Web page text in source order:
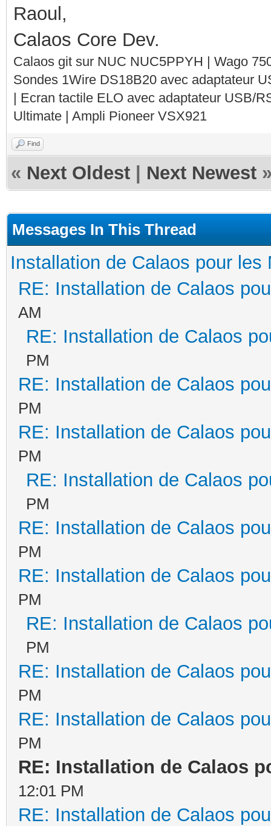
Raoul,
Calaos Core Dev.
Calaos git sur NUC NUC5PPYH | Wago
Sondes 1Wire DS18B20 avec adaptateur
| Ecran tactile ELO avec adaptateur USB/
Ultimate | Ampli Pioneer VSX921
Find
« Next Oldest Next Newest
Messages In This Thread
Installation de Calaos pour les
RE: Installation de Calaos
AM
RE: Installation de Calaos
PM
RE: Installation de Calaos
PM
RE: Installation de Calaos
PM
RE: Installation de Calaos
PM
RE: Installation de Calaos
PM
RE: Installation de Calaos
PM
RE: Installation de Calaos
PM
RE: Installation de Calaos
PM
RE: Installation de Calaos
PM
RE: Installation de Calaos
12:01 PM
RE: Installation de Calaos